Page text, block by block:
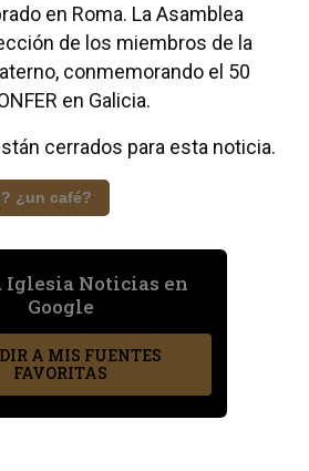
en Roma. La Asamblea
de los miembros de la
conmemorando el 50
en Galicia.
cerrados para esta noticia.
¿un café?
Iglesia Noticias en
Google
A MIS FUENTES
FAVORITAS